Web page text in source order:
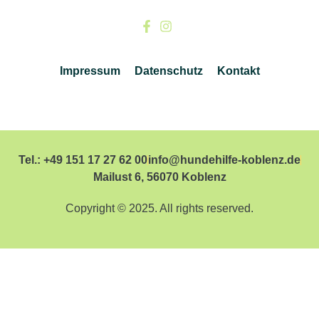
Impressum Datenschutz Kontakt
Copyright © 2025. All rights reserved.
Tel.: +49 151 17 27 62 00info@hundehilfe-koblenz.de
Mailust 6, 56070 Koblenz